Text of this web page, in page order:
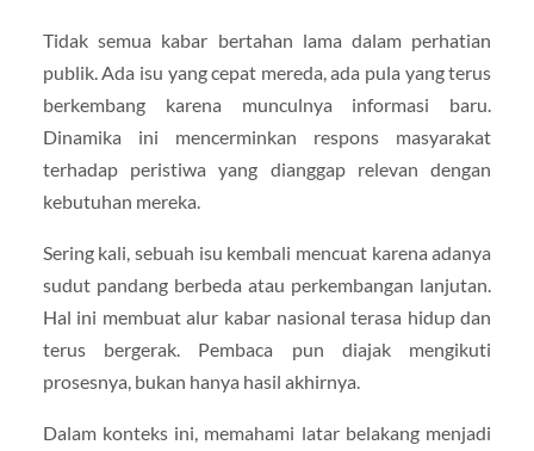
Tidak semua kabar bertahan lama dalam perhatian
publik. Ada isu yang cepat mereda, ada pula yang terus
berkembang karena munculnya informasi baru.
Dinamika ini mencerminkan respons masyarakat
terhadap peristiwa yang dianggap relevan dengan
kebutuhan mereka.
Sering kali, sebuah isu kembali mencuat karena adanya
sudut pandang berbeda atau perkembangan lanjutan.
Hal ini membuat alur kabar nasional terasa hidup dan
terus bergerak. Pembaca pun diajak mengikuti
prosesnya, bukan hanya hasil akhirnya.
Dalam konteks ini, memahami latar belakang menjadi